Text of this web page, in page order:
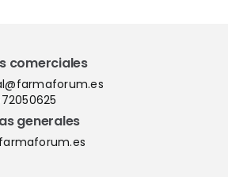
comerciales
generales